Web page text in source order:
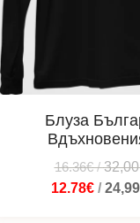
Блуза
16.36€/
12.78€ /